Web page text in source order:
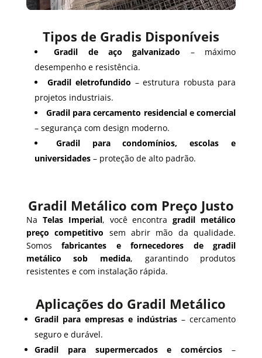
Tipos de Gradis Disponíveis
Gradil de aço galvanizado – máximo
desempenho e resistência.
Gradil eletrofundido – estrutura robusta para
projetos industriais.
Gradil para cercamento residencial e comercial
– segurança com design moderno.
Gradil para condomínios, escolas e
universidades– proteção de alto padrão.
Gradil Metálico com Preço Justo
Na Telas Imperial, você encontragradil metálico
preço competitivo sem abrir mão da qualidade.
Somosfabricantes e fornecedores de gradil
metálico sob medida, garantindo produtos
resistentes e com instalação rápida.
Aplicações do Gradil Metálico
Gradil para empresas e indústrias – cercamento
seguro e durável.
Gradil para supermercados e comércios –